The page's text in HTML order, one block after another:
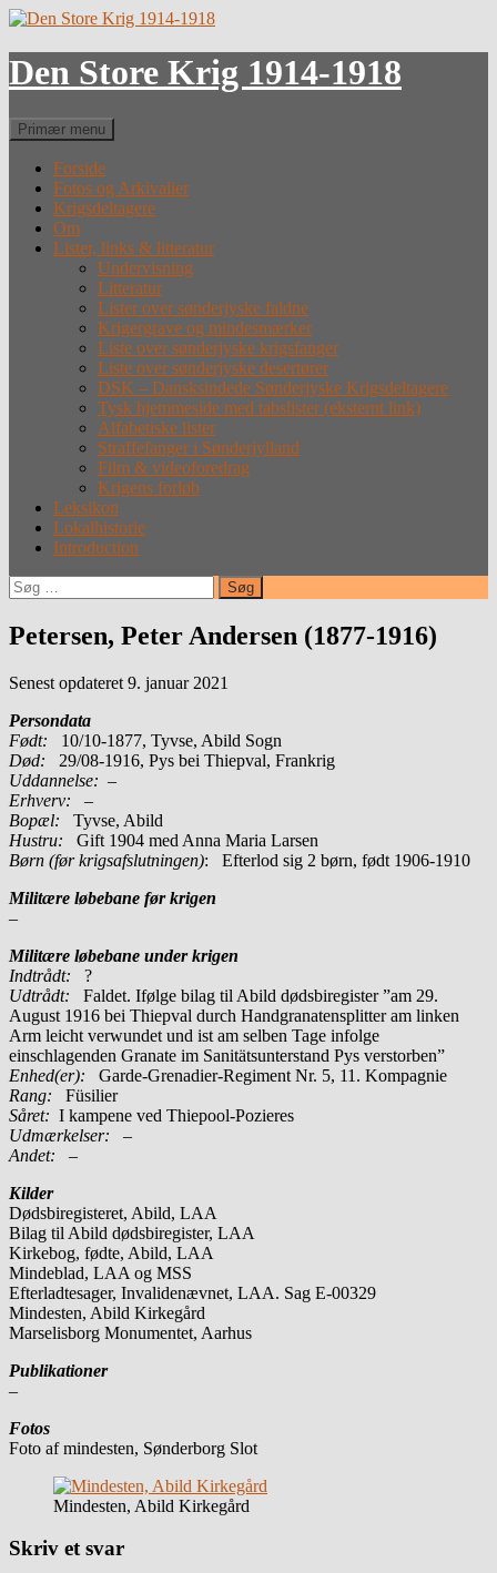
Hop
indhold
Den Store Krig 1914-1918
Søg
Primær menu
Forside
Fotos og Arkivalier
Krigsdeltagere
Om
Lister, links & litteratur
Undervisning
Litteratur
Lister over sønderjyske faldne
Krigergrave og mindesmærker
Liste over sønderjyske krigsfanger
Liste over sønderjyske desertører
DSK – Dansksindede Sønderjyske Krigsdeltagere
Tysk hjemmeside med tabslister (eksternt link)
Alfabetiske lister
Straffefanger i Sønderjylland
Film & videoforedrag
Krigens forløb
Leksikon
Lokalhistorie
Introduction
Søg
efter:
Petersen, Peter Andersen (1877-1916)
Senest opdateret 9. januar 2021
Persondata
Født: 10/10-1877, Tyvse, Abild Sogn
Død: 29/08-1916, Pys bei Thiepval, Frankrig
Uddannelse: –
Erhverv: –
Bopæl: Tyvse, Abild
Hustru: Gift 1904 med Anna Maria Larsen
Børn (før krigsafslutningen): Efterlod sig 2 børn, født 1906-1910
Militære løbebane før krigen
–
Militære løbebane under krigen
Indtrådt: ?
Udtrådt: Faldet. Ifølge bilag til Abild dødsbiregister ”am 29.
August 1916 bei Thiepval durch Handgranatensplitter am linken
Arm leicht verwundet und ist am selben Tage infolge
einschlagenden Granate im Sanitätsunterstand Pys verstorben”
Enhed(er):
Garde-Grenadier-Regiment Nr. 5, 11. Kompagnie
Rang:
Füsilier
Såret: I kampene ved Thiepool-Pozieres
Udmærkelser: –
Andet: –
Kilder
Dødsbiregisteret, Abild, LAA
Bilag til Abild dødsbiregister, LAA
Kirkebog, fødte, Abild, LAA
Mindeblad, LAA og MSS
Efterladtesager, Invalidenævnet, LAA. Sag E-00329
Mindesten, Abild Kirkegård
Marselisborg Monumentet, Aarhus
Publikationer
–
Fotos
Foto af mindesten, Sønderborg Slot
Mindesten, Abild Kirkegård
Skriv et svar